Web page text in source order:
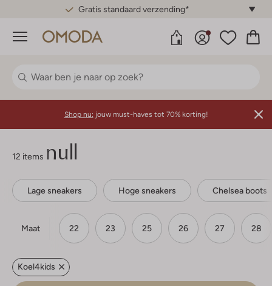
Gratis standaard verzending*
Menu
Shop nu: jouw must-haves tot 70% korting!
12 items null
Lage sneakers Hoge sneakers Chelsea boots
Maat 22 23 25 26 27 28
Koel4kids